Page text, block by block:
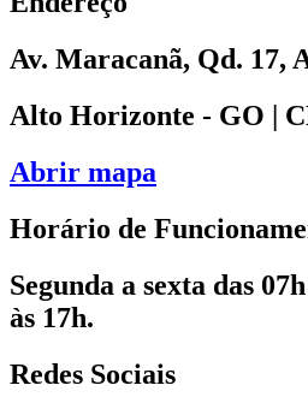
Av. Maracanã, Qd. 17,
Alto Horizonte - GO |
Abrir mapa
Horário de
Segunda a sexta das
às 17h.
Redes Sociais